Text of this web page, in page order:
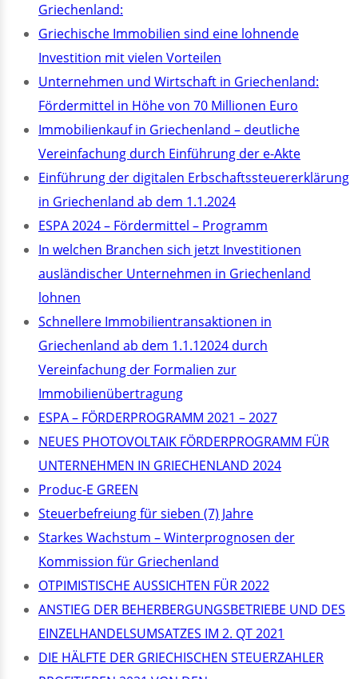
Griechenland:
Griechische Immobilien sind eine lohnende
Investition mit vielen Vorteilen
Unternehmen und Wirtschaft in Griechenland:
Fördermittel in Höhe von 70 Millionen Euro
Immobilienkauf in Griechenland – deutliche
Vereinfachung durch Einführung der e-Akte
Einführung der digitalen Erbschaftssteuererklärung
in Griechenland ab dem 1.1.2024
ESPA 2024 – Fördermittel – Programm
In welchen Branchen sich jetzt Investitionen
ausländischer Unternehmen in Griechenland
lohnen
Schnellere Immobilientransaktionen in
Griechenland ab dem 1.1.12024 durch
Vereinfachung der Formalien zur
Immobilienübertragung
ΕSPA – FÖRDERPROGRAMM 2021 – 2027
NEUES PHOTOVOLTAIK FÖRDERPROGRAMM FÜR
UNTERNEHMEN IN GRIECHENLAND 2024
Produc-E GREEN
Steuerbefreiung für sieben (7) Jahre
Starkes Wachstum – Winterprognosen der
Kommission für Griechenland
OTPIMISTISCHE AUSSICHTEN FÜR 2022
ANSTIEG DER BEHERBERGUNGSBETRIEBE UND DES
EINZELHANDELSUMSATZES IM 2. QT 2021
DIE HÄLFTE DER GRIECHISCHEN STEUERZAHLER